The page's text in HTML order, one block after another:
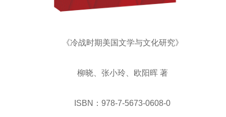
《冷战时期美国文学与文化研究》
柳晓、张小玲、欧阳晖 著
ISBN：978-7-5673-0608-0